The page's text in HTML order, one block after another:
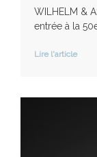
WILHELM &
entrée à la
Lire l'article